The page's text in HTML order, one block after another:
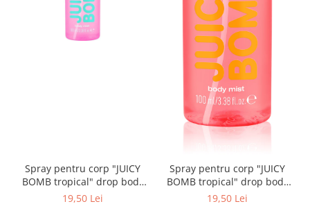
Spray pentru corp "JUICY
BOMB tropical" drop body
mist 106 - Lychee Livin', 100
19,50 Lei
Spray pentru corp "JUICY
BOMB tropical" drop body
mist 110 - Mango Mellow,
19,50 Lei